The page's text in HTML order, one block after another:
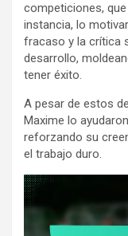
competiciones,
instancia, lo
fracaso y la crítica
desarrollo,
tener éxito.
A pesar de estos
Maxime lo
reforzando su
el trabajo duro.